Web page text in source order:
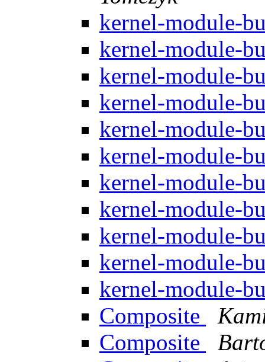
kernel-module-
kernel-module-
kernel-module-
kernel-module-
kernel-module-
kernel-module-
kernel-module-
kernel-module-
kernel-module-
kernel-module-
kernel-module-
Composite
Composite